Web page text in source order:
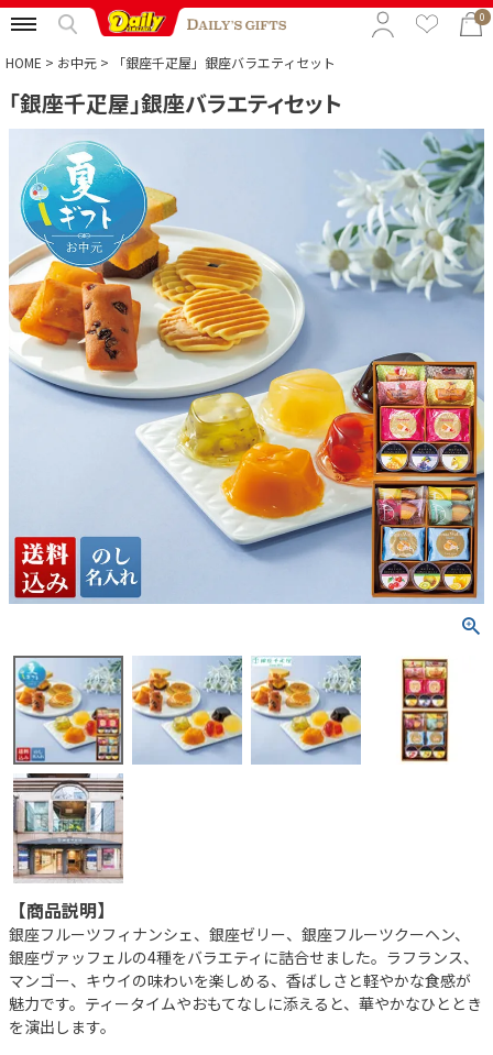
0
特集から選ぶ
予算から選ぶ
カテゴリから選ぶ
贈る相手から選ぶ
HOME お中元 「銀座千疋屋」銀座バラエティセット
「銀座千疋屋」銀座バラエティセット
【商品説明】
銀座フルーツフィナンシェ、銀座ゼリー、銀座フルーツクーヘン、
銀座ヴァッフェルの4種をバラエティに詰合せました。ラフランス、
マンゴー、キウイの味わいを楽しめる、香ばしさと軽やかな食感が
魅力です。ティータイムやおもてなしに添えると、華やかなひととき
を演出します。